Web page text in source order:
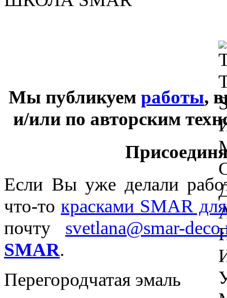
Мы публикуем работы,
и/или по авторским
Если Вы уже делали
что-то красками SMAR
почту svetlana@smar-
SMAR.
Перегородчатая эмаль